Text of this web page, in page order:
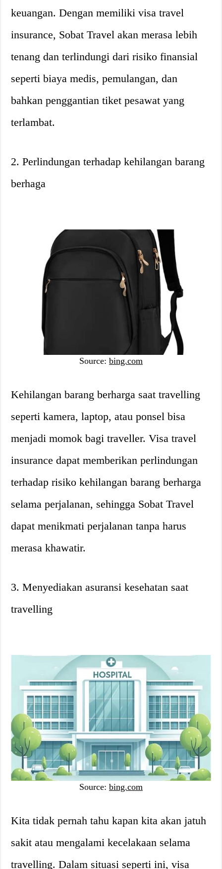
keuangan. Dengan memiliki visa travel
insurance, Sobat Travel akan merasa lebih
tenang dan terlindungi dari risiko finansial
seperti biaya medis, pemulangan, dan
bahkan penggantian tiket pesawat yang
terlambat.
2. Perlindungan terhadap kehilangan barang
berhaga
Source: bing.com
Kehilangan barang berharga saat travelling
seperti kamera, laptop, atau ponsel bisa
menjadi momok bagi traveller. Visa travel
insurance dapat memberikan perlindungan
terhadap risiko kehilangan barang berharga
selama perjalanan, sehingga Sobat Travel
dapat menikmati perjalanan tanpa harus
merasa khawatir.
3. Menyediakan asuransi kesehatan saat
travelling
Source: bing.com
Kita tidak pernah tahu kapan kita akan jatuh
sakit atau mengalami kecelakaan selama
travelling. Dalam situasi seperti ini, visa